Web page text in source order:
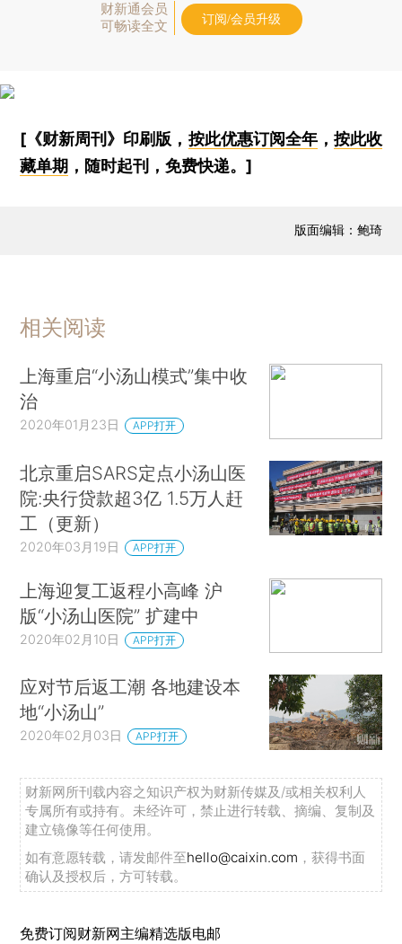
财新通会员
可畅读全文
订阅/会员升级
[《财新周刊》印刷版， 按此优惠订阅全年， 按此收
藏单期 ，随时起刊，免费快递。]
版面编辑：鲍琦
相关阅读
上海重启“小汤山模式”集中收
治
2020年01月23日 APP打开
北京重启SARS定点小汤山医
院:央行贷款超3亿 1.5万人赶
工（更新）
2020年03月19日 APP打开
上海迎复工返程小高峰 沪
版“小汤山医院” 扩建中
2020年02月10日 APP打开
应对节后返工潮 各地建设本
地“小汤山”
2020年02月03日 APP打开
财新网所刊载内容之知识产权为财新传媒及/或相关权利人
专属所有或持有。未经许可，禁止进行转载、摘编、复制及
建立镜像等任何使用。
如有意愿转载，请发邮件至hello@caixin.com ，获得书面
确认及授权后，方可转载。
免费订阅财新网主编精选版电邮